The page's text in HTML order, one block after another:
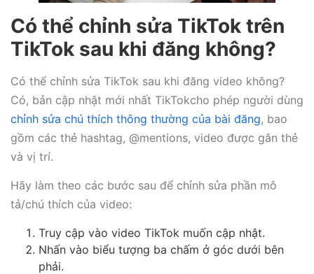
Có thể chỉnh sửa TikTok trên
TikTok sau khi đăng không?
Có thể chỉnh sửa TikTok sau khi đăng video không?
Có, bản cập nhật mới nhất TikTokcho phép người dùng
chỉnh sửa chú thích thông thường của bài đăng, bao
gồm các thẻ hashtag, @mentions, video được gắn thẻ
và vị trí.
Hãy làm theo các bước sau để chỉnh sửa phần mô
tả/chú thích của video:
Truy cập vào video TikTok muốn cập nhật.
Nhấn vào biểu tượng ba chấm ở góc dưới bên
phải.